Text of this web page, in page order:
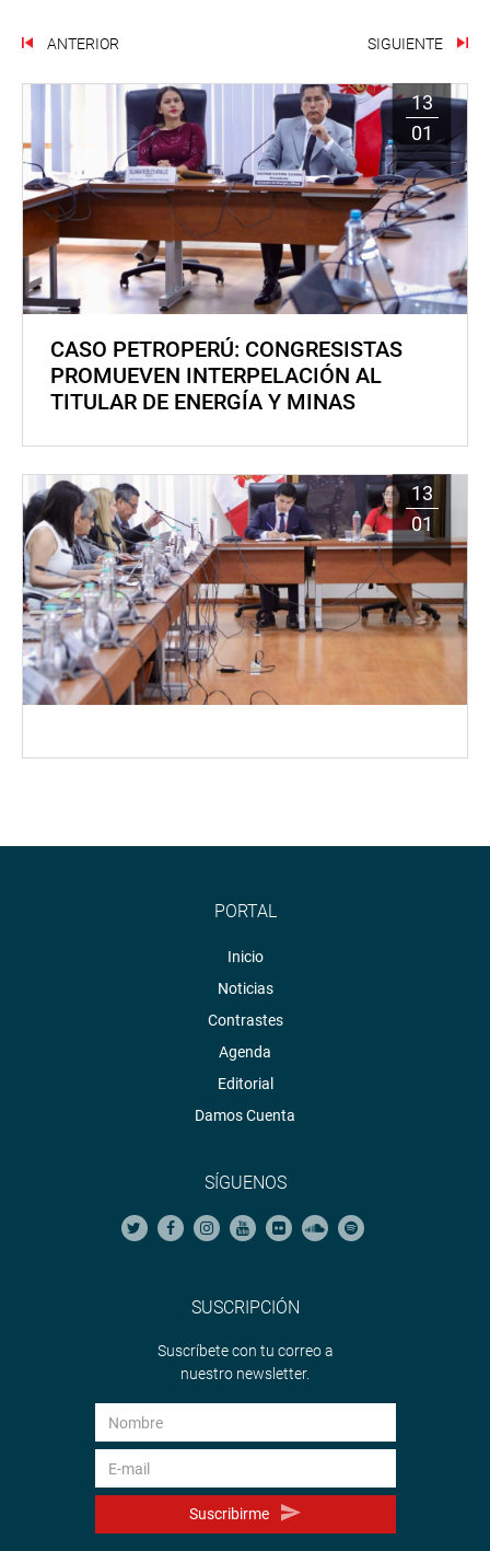
ANTERIOR SIGUIENTE
13
01
CASO PETROPERÚ: CONGRESISTAS
PROMUEVEN INTERPELACIÓN AL
TITULAR DE ENERGÍA Y MINAS
13
01
PORTAL
Inicio
Noticias
Contrastes
Agenda
Editorial
Damos Cuenta
SÍGUENOS
SUSCRIPCIÓN
Suscríbete con tu correo a
nuestro newsletter.
Suscribirme